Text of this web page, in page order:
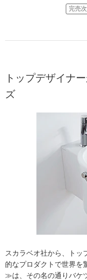
完売
トップデザイナ
ズ
スカラベオ社から、トッ
的なプロダクトで世界
≫は、その名の通りバケ